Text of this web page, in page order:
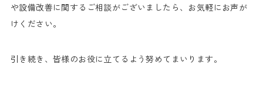
や設備改善に関するご相談がございましたら、お気軽にお声が
けください。
引き続き、皆様のお役に立てるよう努めてまいります。